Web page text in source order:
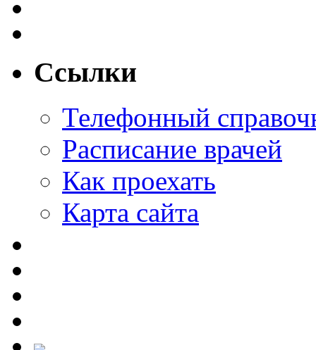
Ссылки
Телефонный
Расписание врачей
Как проехать
Карта сайта